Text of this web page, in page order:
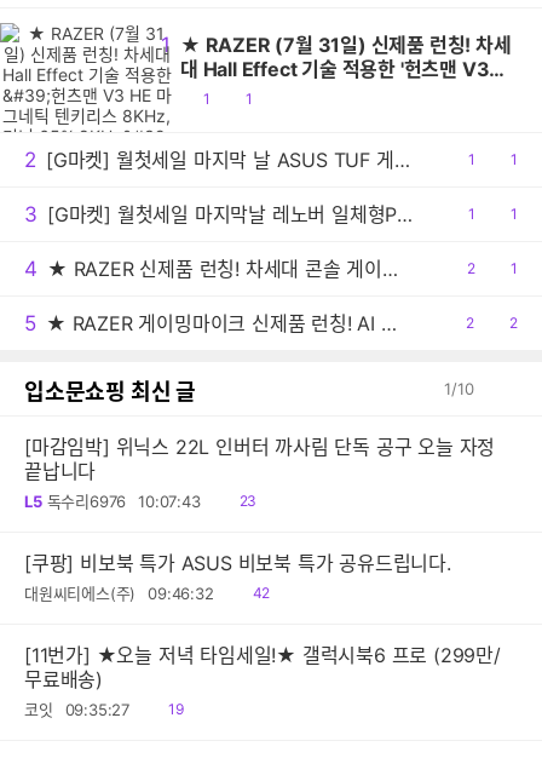
1 ★ RAZER (7월 31일) 신제품 런칭! 차세
대 Hall Effect 기술 적용한 '헌츠맨 V3
HE 마그네틱 텐키리스 8KHz, 미니 65%
공1
댓1
2 [G마켓] 월첫세일 마지막 날 ASUS TUF 게이밍노트북 A16 FA608UHI-TU148 최종 139만원대!
공1
댓1
3 [G마켓] 월첫세일 마지막날 레노버 일체형PC 아이디어센터 27AKP10 F0JE000SKR 최종 99만원대!
공1
댓1
4 ★ RAZER 신제품 런칭! 차세대 콘솔 게이밍 이어버드 '해머헤드 V3 X 하이퍼스피드' PS5 및 XBOX 에디션 출시!
공
2
댓1
5 ★ RAZER 게이밍마이크 신제품 런칭! AI 오디오 프로세싱으로 스튜디오급 음질 구현 "세이렌 V3 Chroma 32-Bit DSP"
공
2
댓
2
입소문쇼핑 최신 글 1/10
[마감임박] 위닉스 22L 인버터 까사림 단독 공구 오늘 자정
끝납니다
L5 독수리6976 10:07:43
읽
23
[쿠팡] 비보북 특가 ASUS 비보북 특가 공유드립니다.
대원씨티에스(주) 09:46:32
읽
42
[11번가] ★오늘 저녁 타임세일!★ 갤럭시북6 프로 (299만/
무료배송)
코잇 09:35:27
읽
19